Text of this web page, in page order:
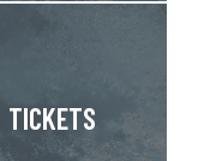
TICKETS